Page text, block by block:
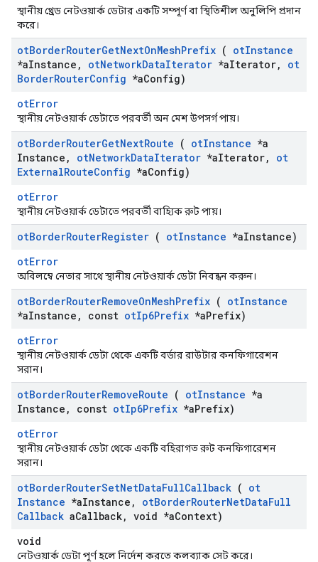
স্থানীয় থ্রেড নেটওয়ার্ক ডেটার একটি সম্পূর্ণ বা স্থিতিশীল অনুলিপি প্রদান
করে।
otBorderRouterGetNextOnMeshPrefix ( otInstance
*aInstance , otNetworkDataIterator *aIterator,
ot
BorderRouterConfig *aConfig)
otError
স্থানীয় নেটওয়ার্ক ডেটাতে পরবর্তী অন মেশ উপসর্গ পায়।
otBorderRouterGetNextRoute ( otInstance *a
Instance , otNetworkDataIterator *aIterator,
ot
ExternalRouteConfig *aConfig)
otError
স্থানীয় নেটওয়ার্ক ডেটাতে পরবর্তী বাহ্যিক রুট পায়।
otBorderRouterRegister ( otInstance *aInstance)
otError
অবিলম্বে নেতার সাথে স্থানীয় নেটওয়ার্ক ডেটা নিবন্ধন করুন।
otBorderRouterRemoveOnMeshPrefix ( otInstance
*aInstance , const otIp6Prefix *aPrefix)
otError
স্থানীয় নেটওয়ার্ক ডেটা থেকে একটি বর্ডার রাউটার কনফিগারেশন
সরান।
otBorderRouterRemoveRoute ( otInstance *a
Instance , const otIp6Prefix *aPrefix)
otError
স্থানীয় নেটওয়ার্ক ডেটা থেকে একটি বহিরাগত রুট কনফিগারেশন
সরান।
otBorderRouterSetNetDataFullCallback ( ot
Instance *aInstance , otBorderRouterNetDataFull
Callback aCallback, void *aContext)
void
নেটওয়ার্ক ডেটা পূর্ণ হলে নির্দেশ করতে কলব্যাক সেট করে।